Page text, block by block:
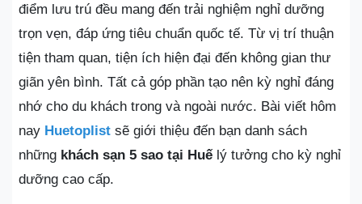
điểm lưu trú đều mang đến trải nghiệm nghỉ dưỡng
trọn vẹn, đáp ứng tiêu chuẩn quốc tế. Từ vị trí thuận
tiện tham quan, tiện ích hiện đại đến không gian thư
giãn yên bình. Tất cả góp phần tạo nên kỳ nghỉ đáng
nhớ cho du khách trong và ngoài nước. Bài viết hôm
nay Huetoplist sẽ giới thiệu đến bạn danh sách
những khách sạn 5 sao tại Huếlý tưởng cho kỳ nghỉ
dưỡng cao cấp.